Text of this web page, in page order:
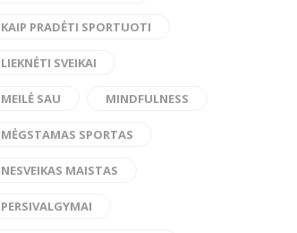
KAIP PRADĖTI SPORTUOTI
LIEKNĖTI SVEIKAI
MEILĖ SAU MINDFULNESS
MĖGSTAMAS SPORTAS
NESVEIKAS MAISTAS
PERSIVALGYMAI